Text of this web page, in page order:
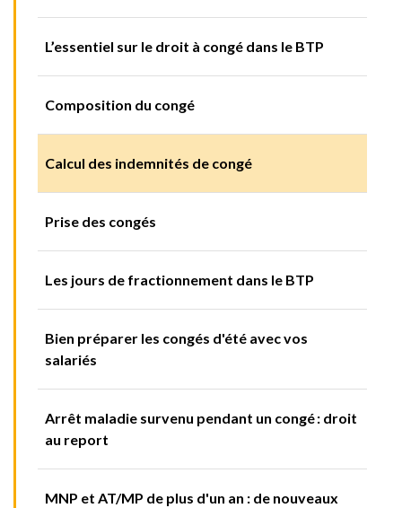
L’essentiel sur le droit à congé dans le BTP
Composition du congé
Calcul des indemnités de congé
Prise des congés
Les jours de fractionnement dans le BTP
Bien préparer les congés d'été avec vos
salariés
Arrêt maladie survenu pendant un congé : droit
au report
MNP et AT/MP de plus d'un an : de nouveaux